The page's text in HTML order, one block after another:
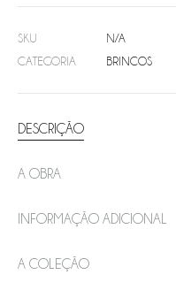
SKU
N/A
CATEGORIA
BRINCOS
DESCRIÇÃO
A OBRA
INFORMAÇÃO ADICIONAL
A COLEÇÃO